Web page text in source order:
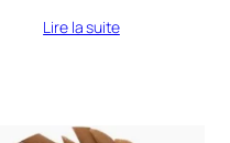
Lire la suite